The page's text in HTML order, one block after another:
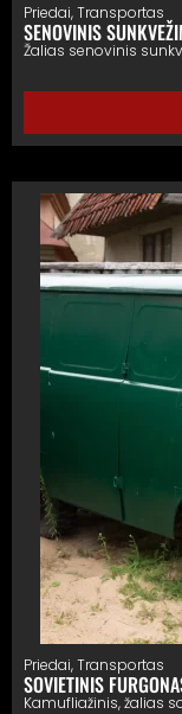
Priedai,Transportas
SENOVINIS
Žalias senovinis
Priedai,Transportas
SOVIETINIS
Kamufliažinis, žalias